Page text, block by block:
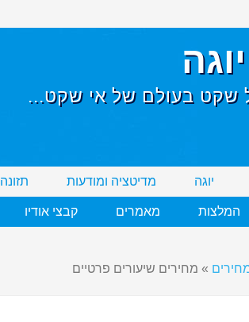
שקט בעולם של אי שקט...
יוגה מדיטציה ומודעות תזונה
המלצות מאמרים קבצי אודיו
» מחירים שיעורים פרטיים